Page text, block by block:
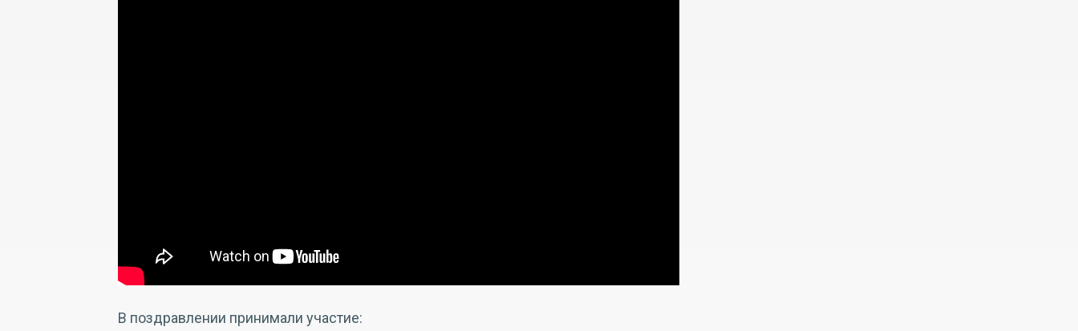
В поздравлении принимали участие: